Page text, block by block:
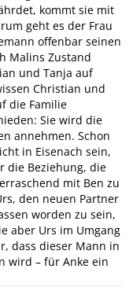
kommt sie mit
geht es der Frau
offenbar seinen
Malins Zustand
und Tanja auf
Christian und
die Familie
Sie wird die
annehmen. Schon
in Eisenach sein,
die Beziehung, die
mit Ben zu
den neuen Partner
worden zu sein,
aber Urs im Umgang
dass dieser Mann in
wird – für Anke ein